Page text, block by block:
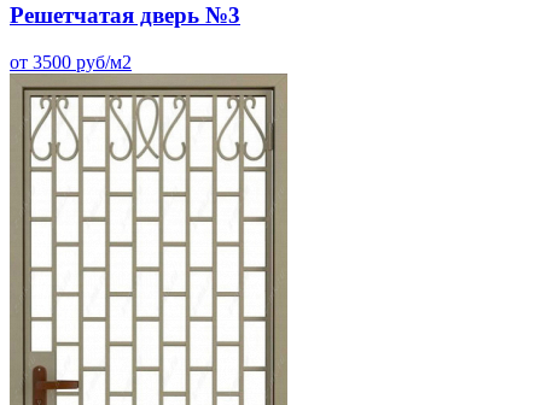
Решетчатая дверь №3
от 3500 руб/м2